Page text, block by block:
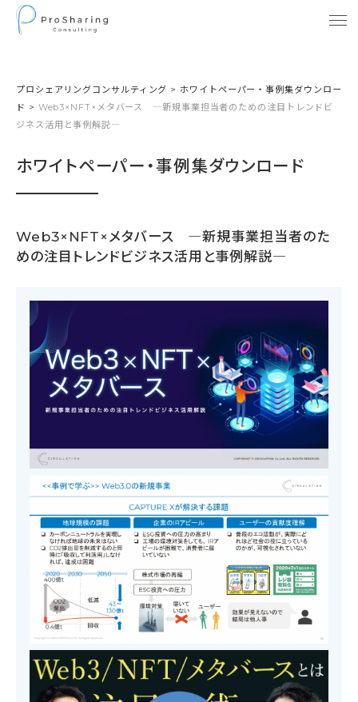
プロシェアリングコンサルティング > ホワイトペーパー・事例集ダウンロー
ド > Web3×NFT×メタバース ―新規事業担当者のための注目トレンドビ
ジネス活用と事例解説―
ホワイトペーパー・事例集ダウンロード
Web3×NFT×メタバース ―新規事業担当者のた
めの注目トレンドビジネス活用と事例解説―